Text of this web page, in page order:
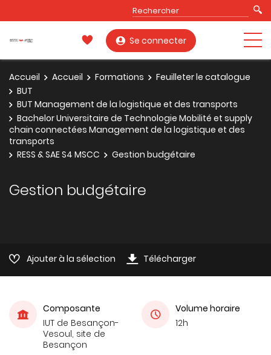
Se connecter
Accueil Accueil Formations
Feuilleter le catalogue
BUT
BUT Management de la logistique et des transports
Bachelor Universitaire de Technologie Mobilité et supply
chain connectées Management de la logistique et des
transports
RESS & SAE S4 MSCC
Gestion budgétaire
Gestion budgétaire
Ajouter à la sélection Télécharger
Composante
IUT de Besançon-
Vesoul, site de
Besançon
Volume horaire
12h